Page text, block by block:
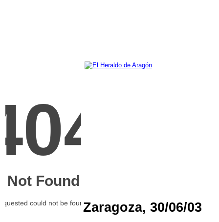
Zaragoza, 30/06/03